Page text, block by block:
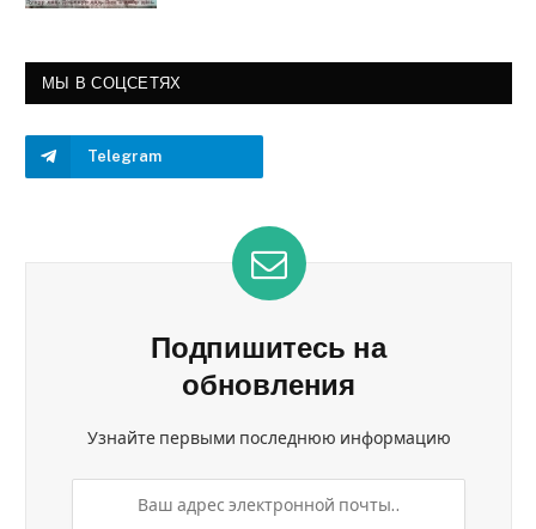
МЫ В СОЦСЕТЯХ
Telegram
Подпишитесь на
обновления
Узнайте первыми последнюю информацию